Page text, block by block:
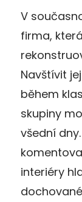
V
firma,
Navštívit
během
skupiny
všední
interiéry